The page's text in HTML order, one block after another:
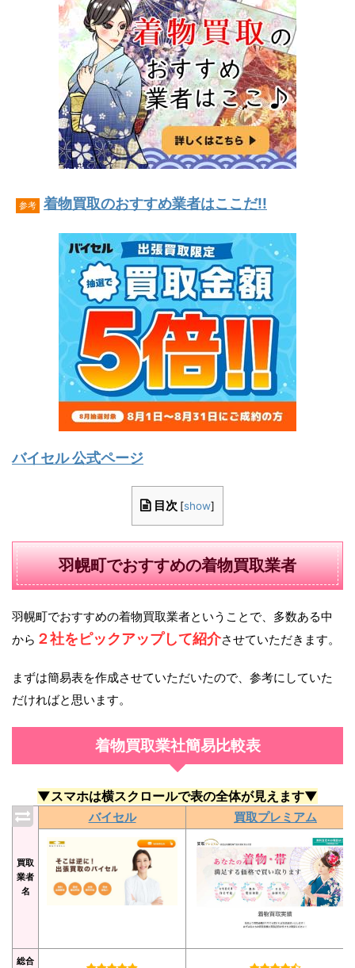
参考 着物買取のおすすめ業者はここだ!!
バイセル 公式ページ
目次 [show]
羽幌町でおすすめの着物買取業者
羽幌町でおすすめの着物買取業者ということで、多数ある中
から ２社をピックアップして紹介させていただきます。
まずは簡易表を作成させていただいたので、参考にしていた
だければと思います。
着物買取業社簡易比較表
▼スマホは横スクロールで表の全体が見えます▼
買取
業者
名
バイセル 買取プレミアム
総合